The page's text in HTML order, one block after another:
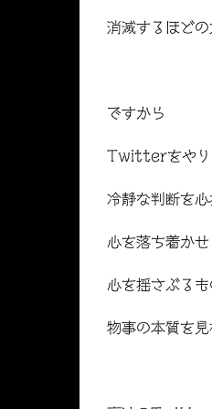
消滅するほど
ですから
Twitterをやり
冷静な判断を心
心を落ち着か
心を揺さぶる
物事の本質を